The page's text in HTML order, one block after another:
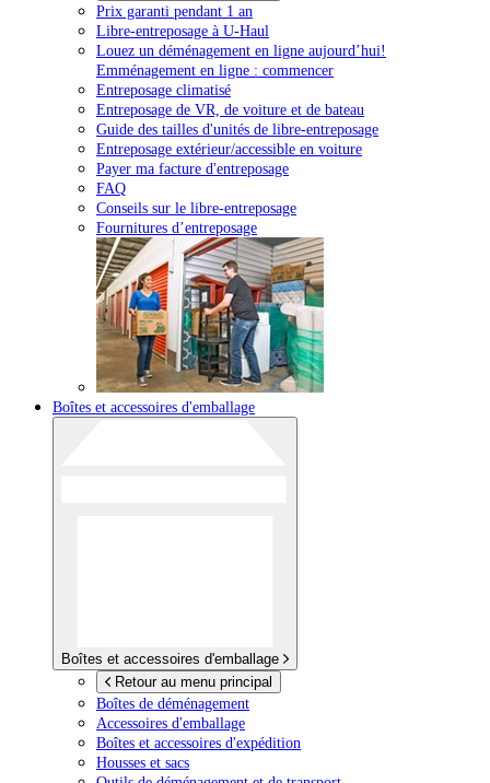
Prix garanti pendant 1 an
Libre-entreposage à U-Haul
Louez un déménagement en ligne aujourd’hui!
Emménagement en ligne : commencer
Entreposage climatisé
Entreposage de VR, de voiture et de bateau
Guide des tailles d'unités de libre-entreposage
Entreposage extérieur/accessible en voiture
Payer ma facture d'entreposage
FAQ
Conseils sur le libre-entreposage
Fournitures d’entreposage
Boîtes et accessoires d'emballage
Boîtes et accessoires d'emballage
Retour au menu principal
Boîtes de déménagement
Accessoires d'emballage
Boîtes et accessoires d'expédition
Housses et sacs